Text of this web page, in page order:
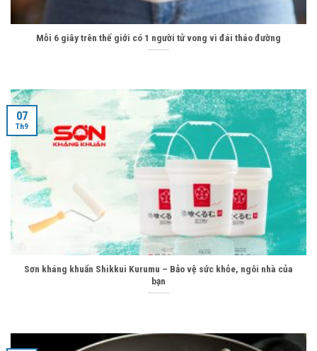
Mỗi 6 giây trên thế giới có 1 người tử vong vì đái tháo đường
Sơn kháng khuẩn Shikkui Kurumu – Bảo vệ sức khỏe, ngôi nhà của
bạn
07
Th9